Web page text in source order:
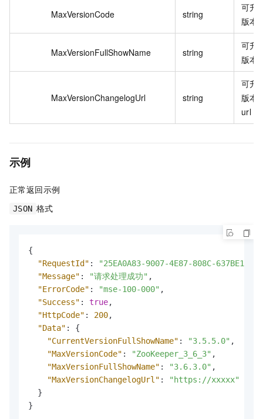
MaxVersionCode string
可升
版本
MaxVersionFullShowName string
可升
版本
MaxVersionChangelogUrl string
可升
版本
url
示例
正常返回示例
JSON 格式
{
"RequestId" :
"25EA0A83-9007-4E87-808C-
"Message" : "请求处理成功" ,
"ErrorCode" : "mse-100-000" ,
"Success" : true,
"HttpCode" : 200,
"Data" :
{
"CurrentVersionFullShowName" : "3.5.5.0" ,
"MaxVersionCode" : "ZooKeeper_3_6_3" ,
"MaxVersionFullShowName" : "3.6.3.0" ,
"MaxVersionChangelogUrl" :
"https://xxxxx"
}
}